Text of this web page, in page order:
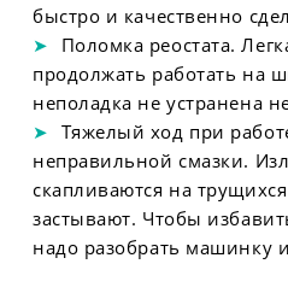
быстро и качественно
Поломка реостата.
продолжать работать на
неполадка не устранена
Тяжелый ход при
неправильной смазки.
скапливаются на
застывают. Чтобы
надо разобрать машинку